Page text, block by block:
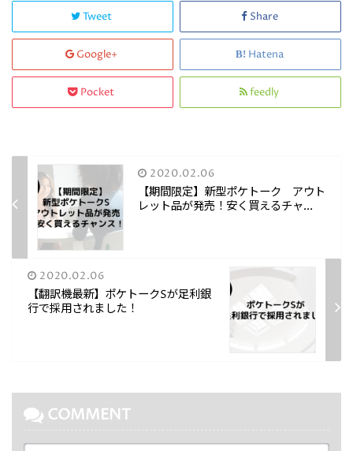
Tweet Share
Google+ Hatena
Pocket feedly
2020.02.06
【期間限定】新型ポケトーク アウト
レット品が発売！安く買えるチャ...
2020.02.06
【翻訳機最新】ポケトークSが足利銀
行で採用されました！
COMMENT